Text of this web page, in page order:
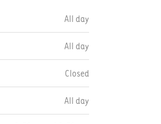
All day
All day
Closed
All day